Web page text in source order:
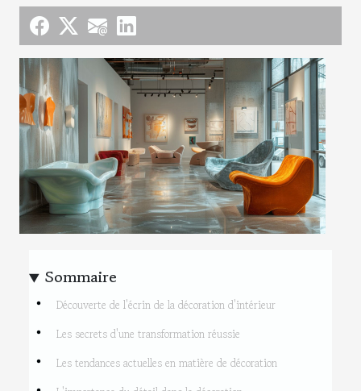
Sommaire
Découverte de l'écrin de la décoration d'intérieur
Les secrets d'une transformation réussie
Les tendances actuelles en matière de décoration